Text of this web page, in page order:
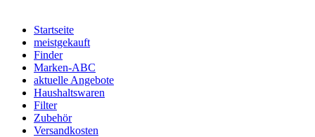
Startseite
meistgekauft
Finder
Marken-ABC
aktuelle Angebote
Haushaltswaren
Filter
Zubehör
Versandkosten